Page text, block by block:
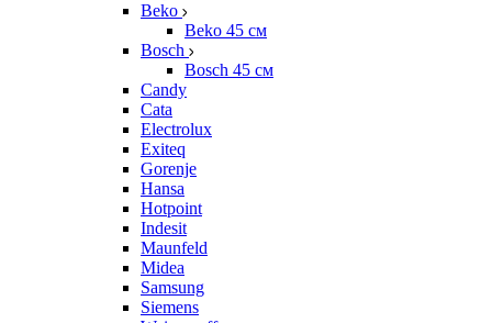
Beko
Beko 45 см
Bosch
Bosch 45 см
Candy
Cata
Electrolux
Exiteq
Gorenje
Hansa
Hotpoint
Indesit
Maunfeld
Midea
Samsung
Siemens